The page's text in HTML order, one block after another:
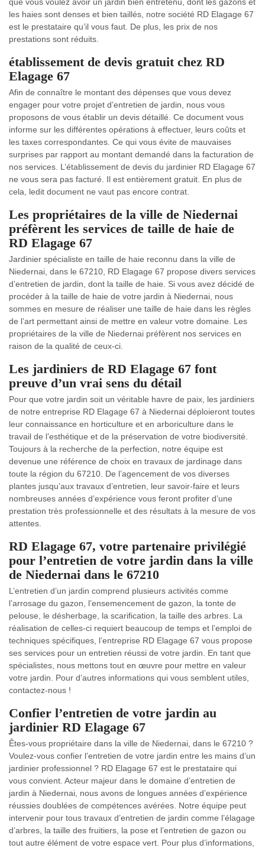
les haies sont denses et bien taillés, notre société RD Elagage 67
est le prestataire qu’il vous faut. De plus, les prix de nos
prestations sont réduits.
établissement de devis gratuit chez RD
Elagage 67
Afin de connaître le montant des dépenses que vous devez
engager pour votre projet d’entretien de jardin, nous vous
proposons de vous établir un devis détaillé. Ce document vous
informe sur les différentes opérations à effectuer, leurs coûts et
les taxes correspondantes. Ce qui vous évite de mauvaises
surprises par rapport au montant demandé dans la facturation de
nos services. L’établissement de devis du jardinier RD Elagage 67
ne vous sera pas facturé. Il est entièrement gratuit. En plus de
cela, ledit document ne vaut pas encore contrat.
Les propriétaires de la ville de Niedernai
préfèrent les services de taille de haie de
RD Elagage 67
Jardinier spécialiste en taille de haie reconnu dans la ville de
Niedernai, dans le 67210, RD Elagage 67 propose divers services
d’entretien de jardin, dont la taille de haie. Si vous avez décidé de
procéder à la taille de haie de votre jardin à Niedernai, nous
sommes en mesure de réaliser une taille de haie dans les règles
de l’art permettant ainsi de mettre en valeur votre domaine. Les
propriétaires de la ville de Niedernai préfèrent nos services en
raison de la qualité de ceux-ci.
Les jardiniers de RD Elagage 67 font
preuve d’un vrai sens du détail
Pour que votre jardin soit un véritable havre de paix, les jardiniers
de notre entreprise RD Elagage 67 à Niedernai déploieront toutes
leur connaissance en horticulture et en arboriculture dans le
travail de l’esthétique et de la préservation de votre biodiversité.
Toujours à la recherche de la perfection, notre équipe est
devenue une référence de choix en travaux de jardinage dans
toute la région du 67210. De l’agencement de vos diverses
plantes jusqu’aux travaux d’entretien, leur savoir-faire et leurs
nombreuses années d’expérience vous feront profiter d’une
prestation très professionnelle et des résultats à la mesure de vos
attentes.
RD Elagage 67, votre partenaire privilégié
pour l’entretien de votre jardin dans la ville
de Niedernai dans le 67210
L’entretien d’un jardin comprend plusieurs activités comme
l’arrosage du gazon, l’ensemencement de gazon, la tonte de
pelouse, le désherbage, la scarification, la taille des arbres. La
réalisation de celles-ci requiert beaucoup de temps et l’emploi de
techniques spécifiques, l’entreprise RD Elagage 67 vous propose
ses services pour un entretien réussi de votre jardin. En tant que
spécialistes, nous mettons tout en œuvre pour mettre en valeur
votre jardin. Pour d’autres informations qui vous semblent utiles,
contactez-nous !
Confier l’entretien de votre jardin au
jardinier RD Elagage 67
Êtes-vous propriétaire dans la ville de Niedernai, dans le 67210 ?
Voulez-vous confier l’entretien de votre jardin entre les mains d’un
jardinier professionnel ? RD Elagage 67 est le prestataire qui
vous convient. Acteur majeur dans le domaine d’entretien de
jardin à Niedernai, nous avons de longues années d’expérience
réussies doublées de compétences avérées. Notre équipe peut
intervenir pour tous travaux d’entretien de jardin comme l’élagage
d’arbres, la taille des fruitiers, la pose et l’entretien de gazon ou
tout autre élément de votre espace vert. Pour plus d’informations,